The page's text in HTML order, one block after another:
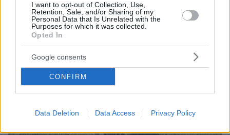
I want to opt-out of Collection, Use,
Retention, Sale, and/or Sharing of my
Personal Data that Is Unrelated with the
Purposes for which it was collected.
Opted In
Google consents
CONFIRM
Data Deletion Data Access Privacy Policy